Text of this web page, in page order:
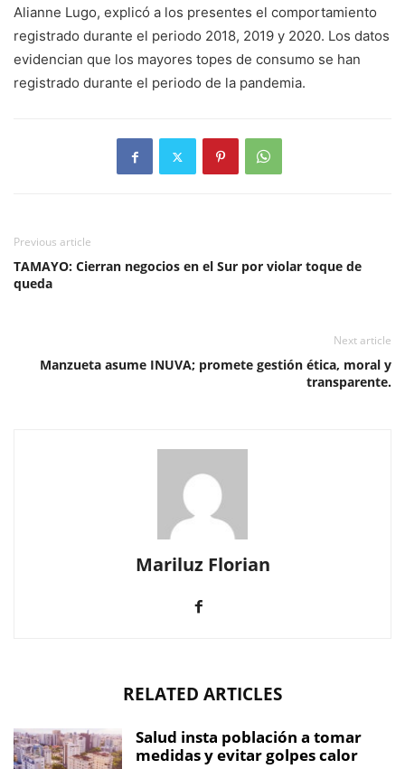
Alianne Lugo, explicó a los presentes el comportamiento
registrado durante el periodo 2018, 2019 y 2020. Los datos
evidencian que los mayores topes de consumo se han
registrado durante el periodo de la pandemia.
Previous article
TAMAYO: Cierran negocios en el Sur por violar toque de
queda
Next article
Manzueta asume INUVA; promete gestión ética, moral y
transparente.
Mariluz Florian
RELATED ARTICLES
Salud insta población a tomar
medidas y evitar golpes calor